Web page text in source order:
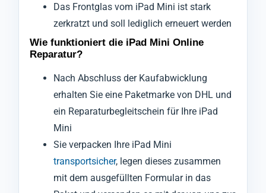
Das Frontglas vom iPad Mini ist stark
zerkratzt und soll lediglich erneuert werden
Wie funktioniert die iPad Mini Online
Reparatur?
Nach Abschluss der Kaufabwicklung
erhalten Sie eine Paketmarke von DHL und
ein Reparaturbegleitschein für Ihre iPad
Mini
Sie verpacken Ihre iPad Mini
transportsicher, legen dieses zusammen
mit dem ausgefüllten Formular in das